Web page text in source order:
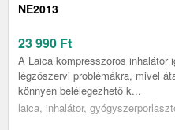
NE2013
23 990 Ft
A Laica kompresszoros inhalátor
légzőszervi problémákra, mivel
könnyen belélegezhető k...
laica, inhalátor,